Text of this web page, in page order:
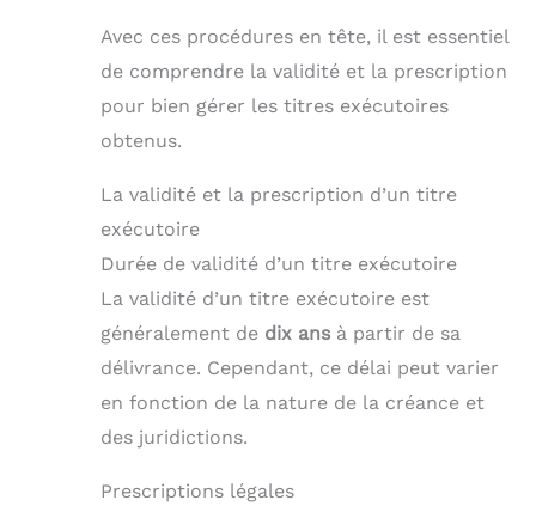
Avec ces procédures en tête, il est essentiel
de comprendre la validité et la prescription
pour bien gérer les titres exécutoires
obtenus.
La validité et la prescription d’un titre
exécutoire
Durée de validité d’un titre exécutoire
La validité d’un titre exécutoire est
généralement de dix ans à partir de sa
délivrance. Cependant, ce délai peut varier
en fonction de la nature de la créance et
des juridictions.
Prescriptions légales